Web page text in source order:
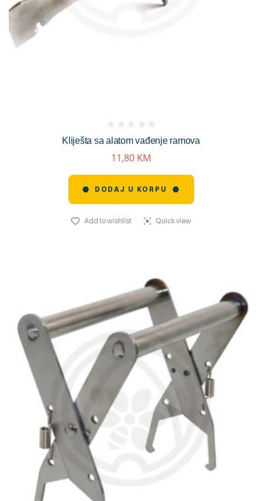
Kliješta sa alatom vađenje ramova
reviews)
11,80 KM
DODAJ U KORPU
Add to wishlist Quick view